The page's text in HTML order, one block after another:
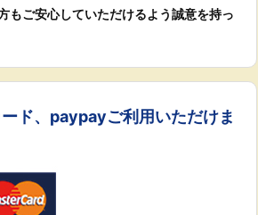
もご安心していただけるよう誠意を持っ
ド、paypayご利用いただけま